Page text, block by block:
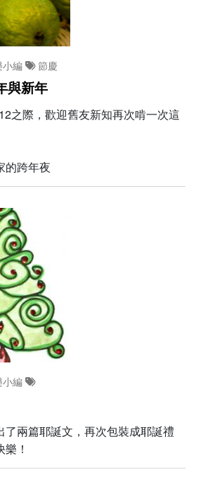
編 節慶
與新年
之際，歡迎舊友新知再次啃一次這
的跨年夜
編
了兩篇耶誕文，再次包裝成耶誕禮
！